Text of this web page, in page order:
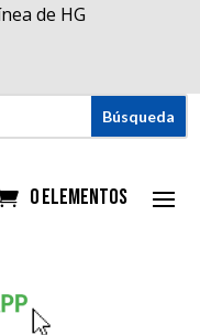
de HG
0 elementos